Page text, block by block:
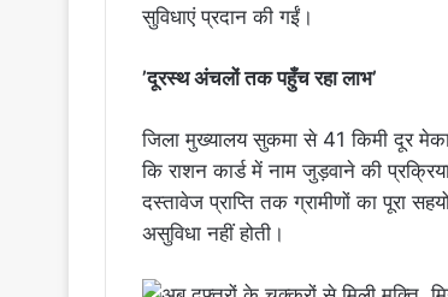
सुविधाएं प्रदान की गईं।
’दूरस्थ अंचलों तक पहुँच रहा लाभ’
जिला मुख्यालय सुकमा से 41 किमी दूर
कि राशन कार्ड में नाम जुड़वाने की
दस्तावेज प्राप्ति तक ग्रामीणों का पूरा
असुविधा नहीं होती।